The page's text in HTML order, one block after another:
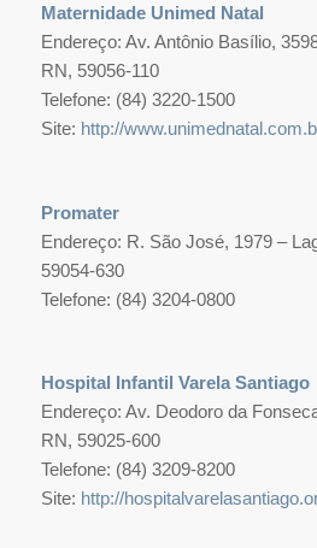
Maternidade Unimed Natal
Endereço: Av. Antônio Basílio,
RN, 59056-110
Telefone: (84) 3220-1500
Site: http://
Promater
Endereço: R. São José, 1979 –
59054-630
Telefone: (84) 3204-0800
Hospital Infantil Varela Santiago
Endereço: Av. Deodoro da
RN, 59025-600
Telefone: (84) 3209-8200
Site: http://